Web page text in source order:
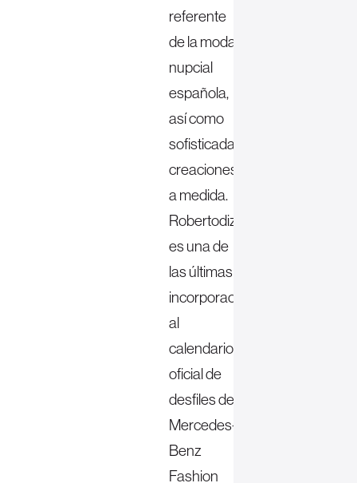
referente
de la moda
nupcial
española,
así como
sofisticadas
creaciones
a medida.
Robertodiz
es una de
las últimas
incorporaciones
al
calendario
oficial de
desfiles de
Mercedes-
Benz
Fashion